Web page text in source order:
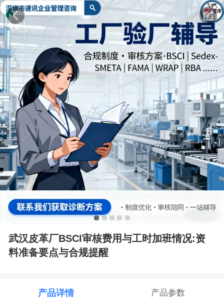
武汉皮革厂BSCI审核费用与工时加班情况:资
料准备要点与合规提醒
产品详情 产品参数